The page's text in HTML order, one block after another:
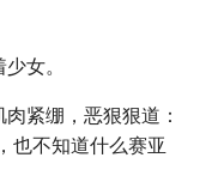
女。
紧绷，恶狠狠道：
也不知道什么赛亚